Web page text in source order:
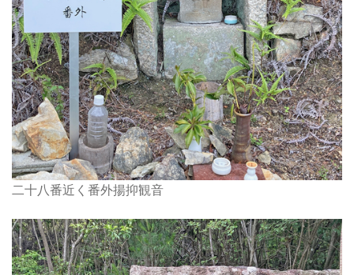
二十八番近く番外揚抑観音